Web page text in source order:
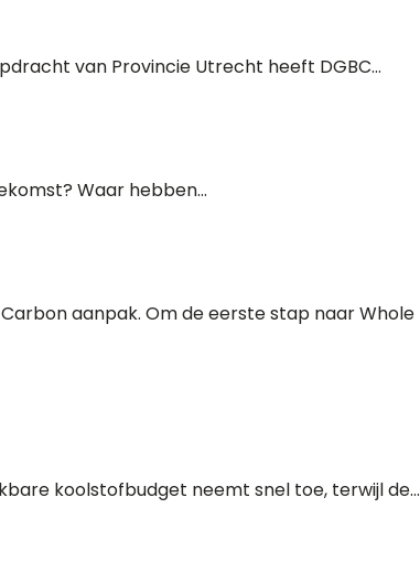
van Provincie Utrecht heeft DGBC...
Waar hebben...
aanpak. Om de eerste stap naar Whole
koolstofbudget neemt snel toe, terwijl de...